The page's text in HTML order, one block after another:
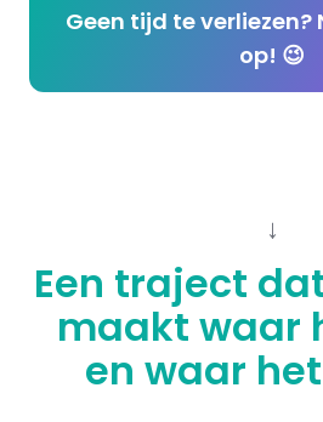
Geen tijd te
op! 😉
↓
Een traject
maakt waar
en waar